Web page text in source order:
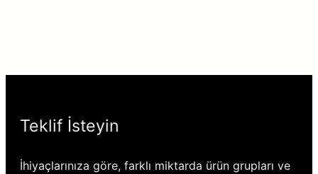
Teklif İsteyin
İhiyaçlarınıza göre, farklı miktarda ürün grupları ve